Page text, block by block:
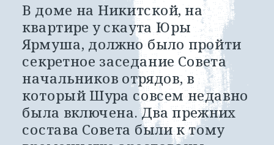
В доме на Никитской, на
квартире у скаута Юры
Ярмуша, должно было пройти
секретное заседание Совета
начальников отрядов, в
который Шура совсем недавно
была включена. Два прежних
состава Совета были к тому